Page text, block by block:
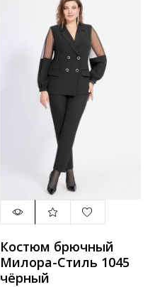
Костюм брючный
Милора-Стиль 1045
чёрный